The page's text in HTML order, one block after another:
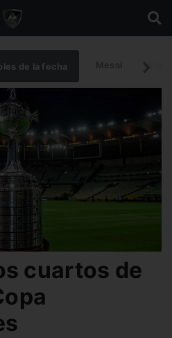
de la fecha
cuartos de